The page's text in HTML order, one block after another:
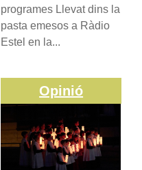
programes Llevat dins la
pasta emesos a Ràdio
Estel en la...
Opinió